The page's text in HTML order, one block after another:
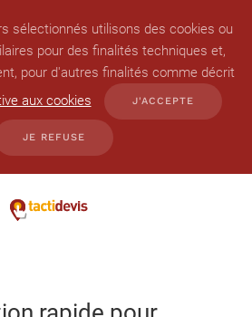
sélectionnés utilisons des cookies ou
pour des finalités techniques et,
pour d'autres finalités comme décrit
aux cookies J'ACCEPTE
JE REFUSE